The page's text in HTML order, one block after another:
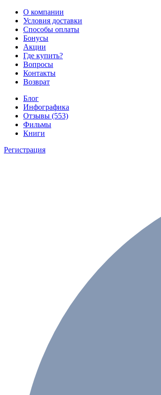
О компании
Условия доставки
Способы оплаты
Бонусы
Акции
Где купить?
Вопросы
Контакты
Возврат
Блог
Инфографика
Отзывы (553)
Фильмы
Книги
Регистрация